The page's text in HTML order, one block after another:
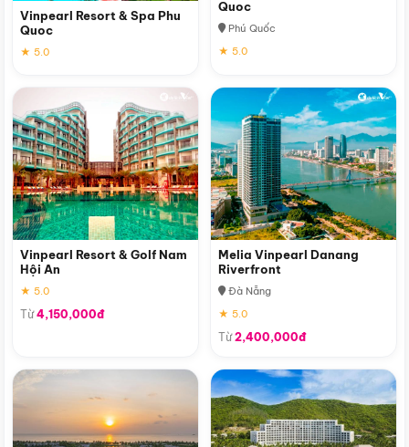
Vinpearl Resort & Spa Phu
Quoc
★ 5.0
Quoc
Phú Quốc
★ 5.0
Vinpearl Resort & Golf Nam
Hội An
★ 5.0
Từ4,150,000đ
Melia Vinpearl Danang
Riverfront
Đà Nẵng
★ 5.0
Từ2,400,000đ